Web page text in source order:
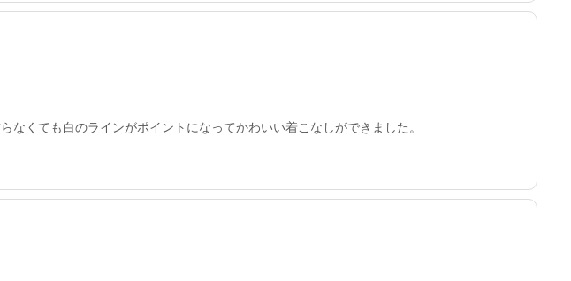
くても白のラインがポイントになってかわいい着こなしができました。